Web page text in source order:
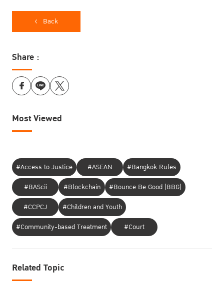
Back
Share :
Most Viewed
#Access to Justice #ASEAN
#Bangkok Rules
#BAScii
#Blockchain
#Bounce Be Good (BBG)
#CCPCJ
#Children and Youth
#Community-based Treatment
#Court
Related Topic